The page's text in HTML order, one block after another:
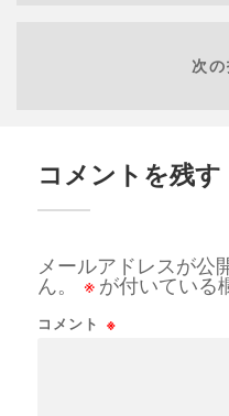
次
コメントを残す
メールアドレスが公
ん。
※ が付いている
コメント ※